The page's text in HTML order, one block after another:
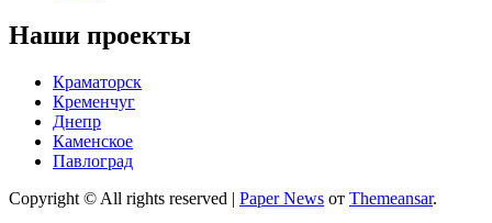
Наши проекты
Краматорск
Кременчуг
Днепр
Каменское
Павлоград
Copyright © All rights reserved | Paper News от Themeansar.